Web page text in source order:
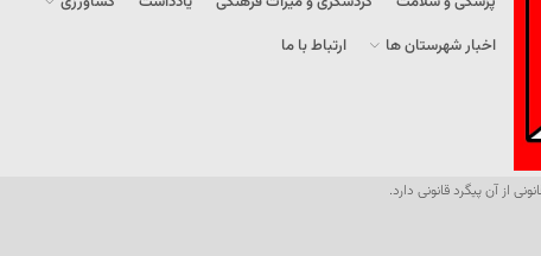
اخبار شهرستان ها
ارتباط با ما
از آن پیگرد قانونی دارد.